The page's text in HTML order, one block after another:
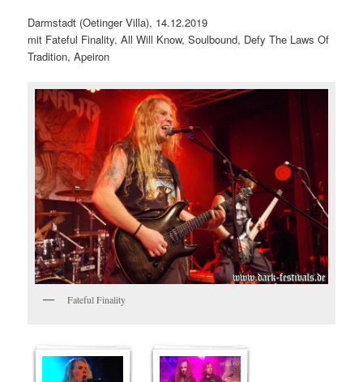
Darmstadt (Oetinger Villa), 14.12.2019
mit Fateful Finality, All Will Know, Soulbound, Defy The Laws Of
Tradition, Apeiron
Fateful Finality